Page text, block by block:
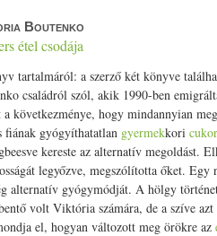
Boutenko
étel csodája
tartalmáról: a szerző két könyve
családról szól, akik 1990-ben
a következménye, hogy mindannyian
fiának gyógyíthatatlan gyermekkori
kereste az alternatív megoldást.
legyőzve, megszólította őket.
alternatív gyógymódját. A hölgy
volt Viktória számára, de a szíve
el, hogyan változott meg örökre az